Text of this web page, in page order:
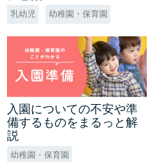
乳幼児 幼稚園・保育園
入園についての不安や準
備するものをまるっと解
説
幼稚園・保育園